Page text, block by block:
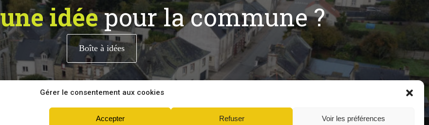
Gérer le consentement aux cookies
Accepter Refuser Voir les préférences
une idéepour la commune ?
Boîte à idées